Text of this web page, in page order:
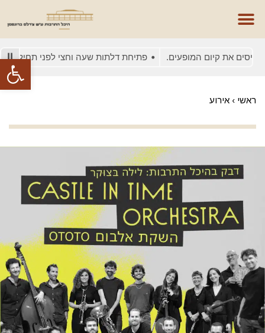
פתח את קיום המופעים. פתיחת דלתות שעה וחצי לפני תחילת המופע
ראשי › אירוע